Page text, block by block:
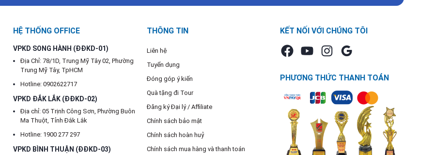
HỆ THỐNG OFFICE
VPKD SONG HÀNH (ĐĐKD-01)
Địa Chỉ: 78/1D, Trung Mỹ Tây 02, Phường
Trung Mỹ Tây, TpHCM
Hotline: 0902622717
VPKD ĐẮK LẮK (ĐĐKD-02)
Địa chỉ: 05 Trịnh Công Sơn, Phường Buôn
Ma Thuột, Tỉnh Đắk Lắk
Hotline: 1900 277 297
VPKD BÌNH THUẬN (ĐĐKD-03)
THÔNG TIN
Liên hệ
Tuyển dụng
Đóng góp ý kiến
Quà tặng đi Tour
Đăng ký Đại lý / Affiliate
Chính sách bảo mật
Chính sách hoàn huỷ
Chính sách mua hàng và thanh toán
KẾT NỐI VỚI CHÚNG TÔI
PHƯƠNG THỨC THANH TOÁN